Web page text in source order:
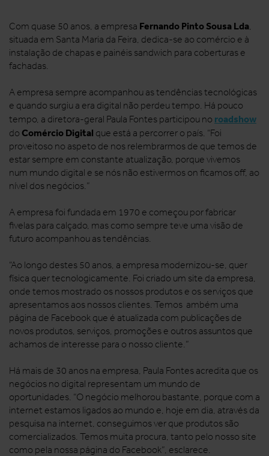
Com quase 50 anos, a empresa Fernando Pinto Sousa Lda,
situada em Santa Maria da Feira, dedica-se ao comércio e à
instalação de chapas e painéis sandwich para coberturas e
fachadas.
A empresa sempre acompanhou as tendências tecnológicas
e quando surgiu a era digital não perdeu tempo. Há pouco
tempo, a diretora-geral Paula Fontes participou no roadshow
do Comércio Digital que está a percorrer o país. “Foi
proveitoso no aspeto de nos relembrarmos de que temos de
estar sempre em constante atualização, porque vivemos
num mundo digital e se nós não estivermos on ficamos off, ao
nível dos negócios.”
A empresa foi fundada em 1970 e começou por fabricar
fivelas para calçado, mas como sempre teve uma visão de
futuro acompanhou as tendências.
“Ao longo destes 50 anos, a empresa modernizou-se, quer
física quer tecnologicamente. Foi criado um site da empresa,
onde temos mostrado os nossos produtos e os serviços que
apresentamos aos nossos clientes. Temos ambém uma
página de Facebook que é atualizada com publicações de
novos produtos, serviços, promoções e outros assuntos que
achamos de interesse para o nosso cliente.”
Há mais de 30 anos na empresa, Paula Fontes acredita que os
negócios no digital representam um mundo de
oportunidades. “O negócio melhorou bastante, porque com a
internet estamos ligados ao mundo e, hoje em dia, através da
pesquisa na internet, conseguimos ver que produtos são
comercializados. Temos muita procura, tanto pelo nosso site
como pela nossa página do Facebook”, esclarece.